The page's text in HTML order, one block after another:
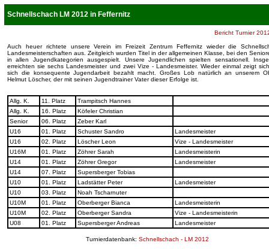
Schnellschach LM 2012 in Feffernitz
Bericht Turnier
Auch heuer richtete unsere Verein im Freizeit Zentrum Feffernitz wieder die
Landesmeisterschaften aus. Zeitgleich wurden Titel in der allgemeinen Klasse, bei den
in allen Jugendkategorien ausgespielt. Unsere Jugendlichen spielten sensationell.
erreichten sie sechs Landesmeister und zwei Vize - Landesmeister. Wieder einmal zeigt
sich die konsequente Jugendarbeit bezahlt macht. Großes Lob natürlich an unserem
Helmut Löscher, der mit seinen Jugendtrainer Vater dieser Erfolge ist.
Allg. K. 11. Platz
Trampitsch Hannes
Allg. K.
16. Platz
Köfeler Christian
Senior
06. Platz
Zeber Karl
U16
01. Platz Schuster Sandro
Landesmeister
U16
02. Platz Löscher Leon
Vize - Landesmeister
U16M
01. Platz Zöhrer Sarah
Landesmeisterin
U14
01. Platz Zöhrer Gregor
Landesmeister
U14
07. Platz
Supersberger Tobias
U10
01. Platz Ladstätter Peter
Landesmeister
U10
03. Platz
Noah Tscharnuter
U10M
01. Platz Oberberger Bianca
Landesmeisterin
U10M
02. Platz Oberberger Sandra
Vize - Landesmeisterin
U08
01. Platz Supersberger Andreas Landesmeister
Turnierdatenbank: Schnellschach - LM 2012